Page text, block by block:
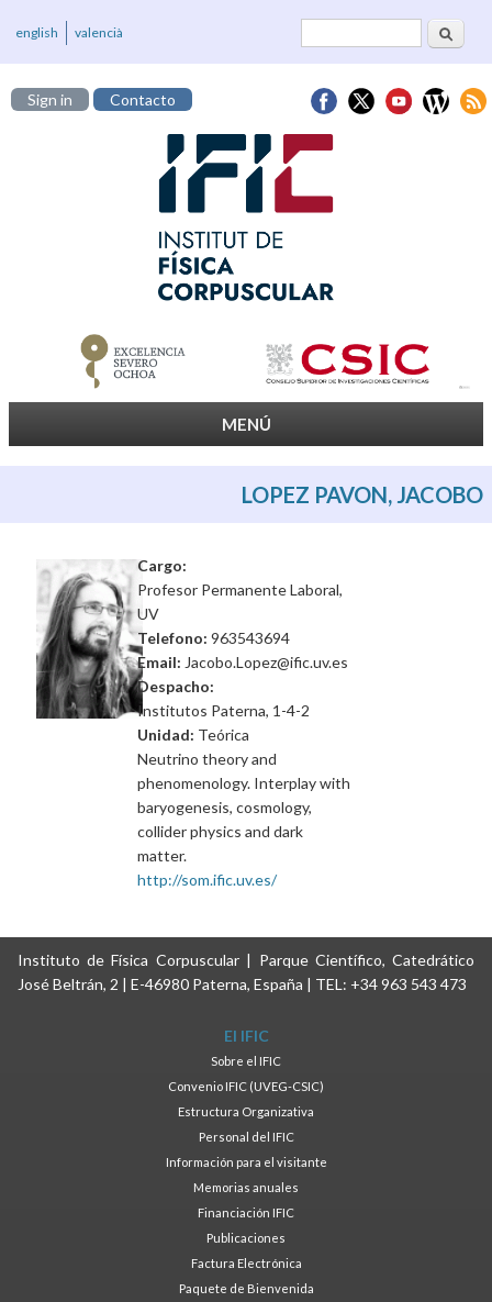
Formulario deBuscar
english valencià
Sign in Contacto
MENÚ
LOPEZ PAVON, JACOBO
Cargo:
Profesor Permanente Laboral,
UV
Telefono: 963543694
Email: Jacobo.Lopez@ific.uv.es
Despacho:
Institutos Paterna, 1-4-2
Unidad: Teórica
Neutrino theory and
phenomenology. Interplay with
baryogenesis, cosmology,
collider physics and dark
matter.
http://som.ific.uv.es/
Instituto de Física Corpuscular | Parque Científico, Catedrático
José Beltrán, 2 | E-46980 Paterna, España | TEL: +34 963 543 473
El IFIC
Sobre el IFIC
Convenio IFIC (UVEG-CSIC)
Estructura Organizativa
Personal del IFIC
Información para el visitante
Memorias anuales
Financiación IFIC
Publicaciones
Factura Electrónica
Paquete de Bienvenida